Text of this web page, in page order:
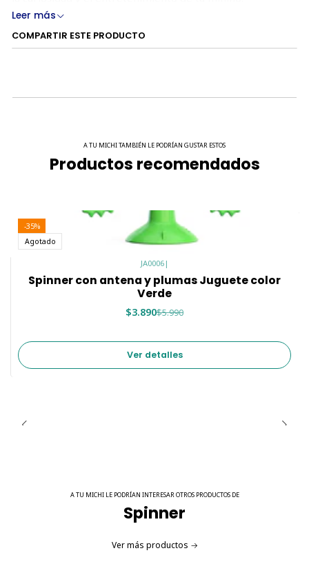
las superficies.
Altura con antena o pluma: 24 cm
Largo: 19 cm
Leer más
COMPARTIR ESTE PRODUCTO
A TU MICHI TAMBIÉN LE PODRÍAN GUSTAR ESTOS
Productos recomendados
-35%
Agotado
JA0006|
Spinner con antena y plumas Juguete color
Verde
$3.890$5.990
Ver detalles
A TU MICHI LE PODRÍAN INTERESAR OTROS PRODUCTOS DE
Spinner
Ver más productos